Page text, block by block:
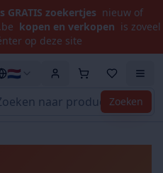
GRATIS zoekertjes nieuw of
kopen en verkopen is zoveel
op deze site
Zoeken
🇳🇱